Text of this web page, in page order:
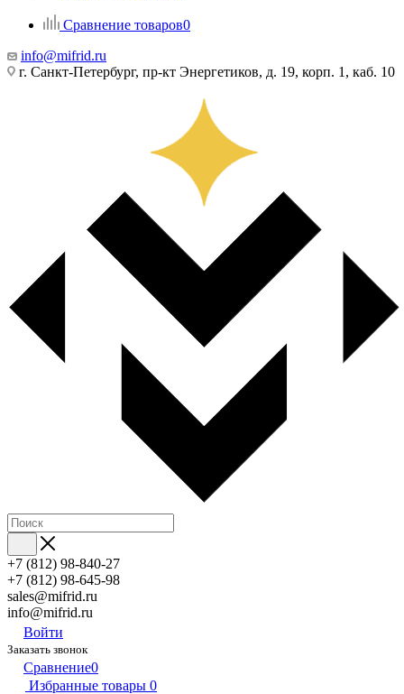
Сравнение товаров0
info@mifrid.ru
г. Санкт-Петербург, пр-кт Энергетиков, д. 19, корп. 1, каб. 10
+7 (812) 98-840-27
+7 (812) 98-645-98
sales@mifrid.ru
info@mifrid.ru
Войти
Заказать звонок
Сравнение0
Избранные товары 0